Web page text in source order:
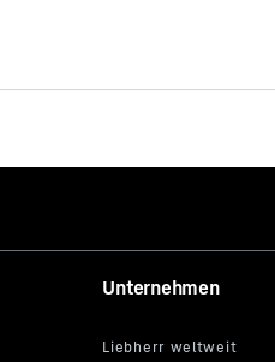
Unternehmen